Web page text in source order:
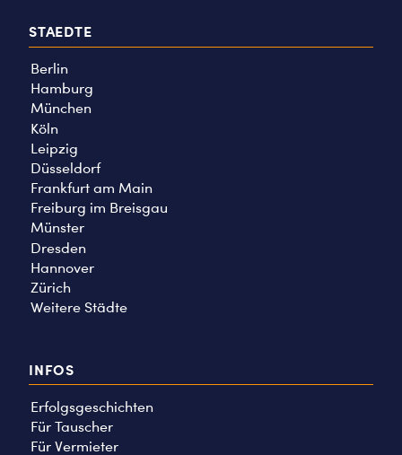
STAEDTE
Berlin
Hamburg
München
Köln
Leipzig
Düsseldorf
Frankfurt am Main
Freiburg im Breisgau
Münster
Dresden
Hannover
Zürich
Weitere Städte
INFOS
Erfolgsgeschichten
Für Tauscher
Für Vermieter